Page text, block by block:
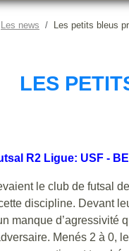
Les news Les petits bleus
LES
R2 Ligue: USF -
le club de futsal
discipline. Devant
manque d’agressivité
Menés 2 à 0,